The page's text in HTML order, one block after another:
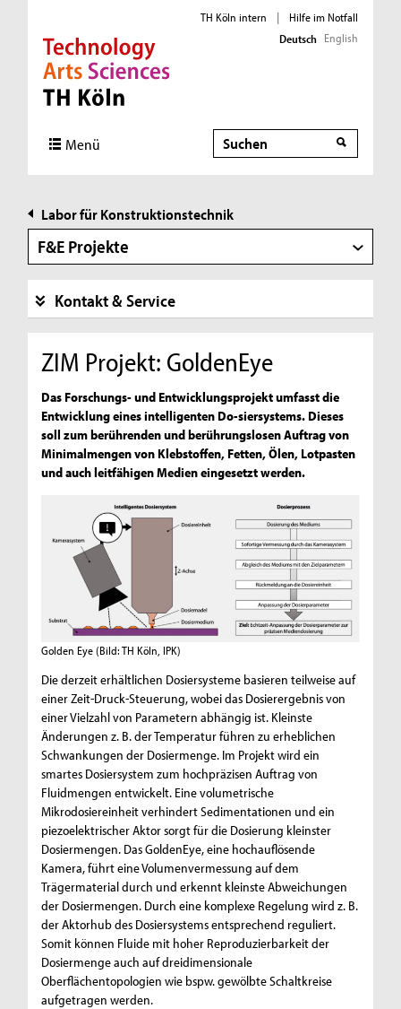
Direkt zur Hauptnavigation
Direkt zur Subnavigation
Direkt zum Inhalt
Direkt zum Fußbereich
TH Köln intern |
Hilfe im Notfall
Deutsch English
Menü Suche
Suche
Labor für Konstruktionstechnik
F&E Projekte
Kontakt & Service
ZIM Projekt: GoldenEye
Das Forschungs- und Entwicklungsprojekt umfasst die
Entwicklung eines intelligenten Do-siersystems. Dieses
soll zum berührenden und berührungslosen Auftrag von
Minimalmengen von Klebstoffen, Fetten, Ölen, Lotpasten
und auch leitfähigen Medien eingesetzt werden.
Golden Eye (Bild: TH Köln, IPK)
Die derzeit erhältlichen Dosiersysteme basieren teilweise auf
einer Zeit-Druck-Steuerung, wobei das Dosierergebnis von
einer Vielzahl von Parametern abhängig ist. Kleinste
Änderungen z. B. der Temperatur führen zu erheblichen
Schwankungen der Dosiermenge. Im Projekt wird ein
smartes Dosiersystem zum hochpräzisen Auftrag von
Fluidmengen entwickelt. Eine volumetrische
Mikrodosiereinheit verhindert Sedimentationen und ein
piezoelektrischer Aktor sorgt für die Dosierung kleinster
Dosiermengen. Das GoldenEye, eine hochauflösende
Kamera, führt eine Volumenvermessung auf dem
Trägermaterial durch und erkennt kleinste Abweichungen
der Dosiermengen. Durch eine komplexe Regelung wird z. B.
der Aktorhub des Dosiersystems entsprechend reguliert.
Somit können Fluide mit hoher Reproduzierbarkeit der
Dosiermenge auch auf dreidimensionale
Oberflächentopologien wie bspw. gewölbte Schaltkreise
aufgetragen werden.